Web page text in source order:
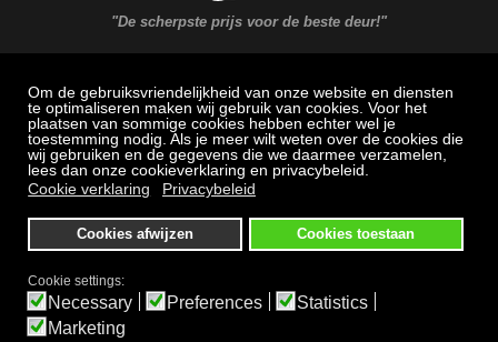
Om de gebruiksvriendelijkheid van onze website en diensten
te optimaliseren maken wij gebruik van cookies. Voor het
plaatsen van sommige cookies hebben echter wel je
toestemming nodig. Als je meer wilt weten over de cookies die
wij gebruiken en de gegevens die we daarmee verzamelen,
lees dan onze cookieverklaring en privacybeleid.
Cookie verklaring
Privacybeleid
Cookies afwijzen Cookies toestaan
Cookie settings:
Necessary Preferences
Statistics
Marketing
"De scherpste prijs voor de beste deur!"
MAXX DEUREN Service
Veel gestelde vragen: Bestellen, betalen en bezorging
Herroepingsrecht
Algemene voorwaarden
Bezichtigen en afhalen alleen op afspraak